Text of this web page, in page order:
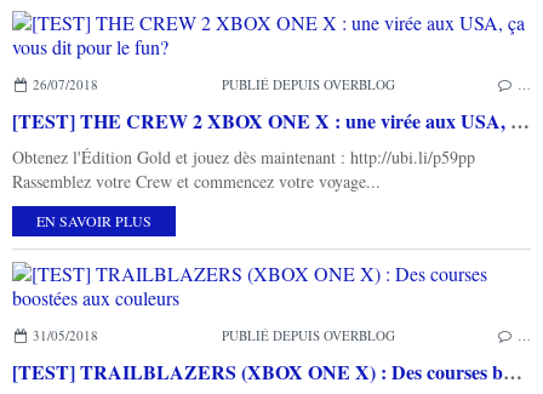
26/07/2018 PUBLIÉ DEPUIS OVERBLOG
[TEST] THE CREW 2 XBOX ONE X : une virée aux USA, ça vous dit pour le fun?
Obtenez l'Édition Gold et jouez dès maintenant : http://ubi.li/p59pp
Rassemblez votre Crew et commencez votre voyage...
EN SAVOIR PLUS
31/05/2018 PUBLIÉ DEPUIS OVERBLOG
[TEST] TRAILBLAZERS (XBOX ONE X) : Des courses boostées aux couleurs